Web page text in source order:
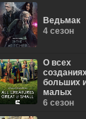
Ведьмак
4 сезон
О всех
больших
малых
6 сезон